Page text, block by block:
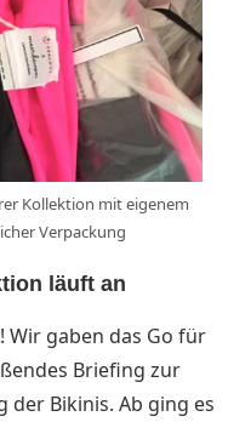
Kollektion mit eigenem
Verpackung
läuft an
Wir gaben das Go für
Briefing zur
Bikinis. Ab ging es